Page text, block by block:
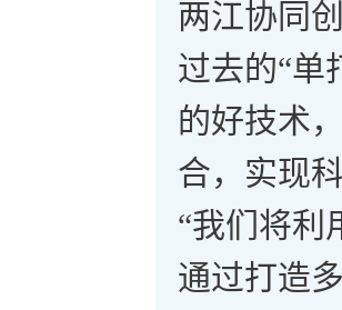
两江协同
过去的“单
的好技术
合，实现
“我们将利
通过打造